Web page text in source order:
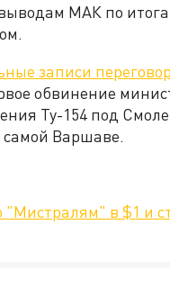
МАК по
записи
обвинение
Ту-154 под
самой Варшаве.
"Мистралям" в $1 и